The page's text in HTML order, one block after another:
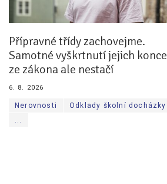
O nás
O nás
Partneři a dárci
Kontakty
Přípravné třídy zachovejme.
Samotné vyškrtnutí jejich konce
ze zákona ale nestačí
6. 8. 2026
Nerovnosti
Odklady školní docházky
...